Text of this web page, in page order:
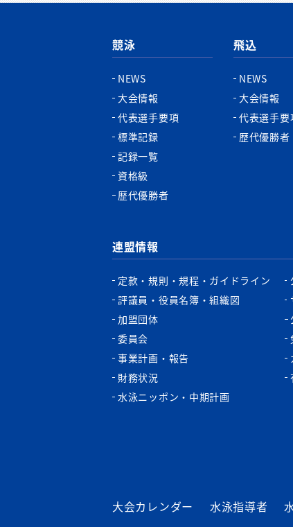
競泳
NEWS
大会情報
代表選手要項
標準記録
記録一覧
資格級
歴代優勝者
飛込
NEWS
大会情報
代表選手要
歴代優勝者
連盟情報
定款・規則・規程・ガイドライン
評議員・役員名簿・組織図
加盟団体
委員会
事業計画・報告
財務状況
水泳ニッポン・中期計画
大会カレンダー 水泳指導者